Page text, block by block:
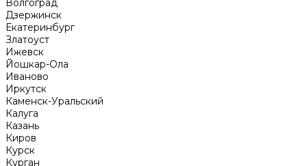
Волгоград
Дзержинск
Екатеринбург
Златоуст
Ижевск
Йошкар-Ола
Иваново
Иркутск
Каменск-Уральский
Калуга
Казань
Киров
Курск
Курган